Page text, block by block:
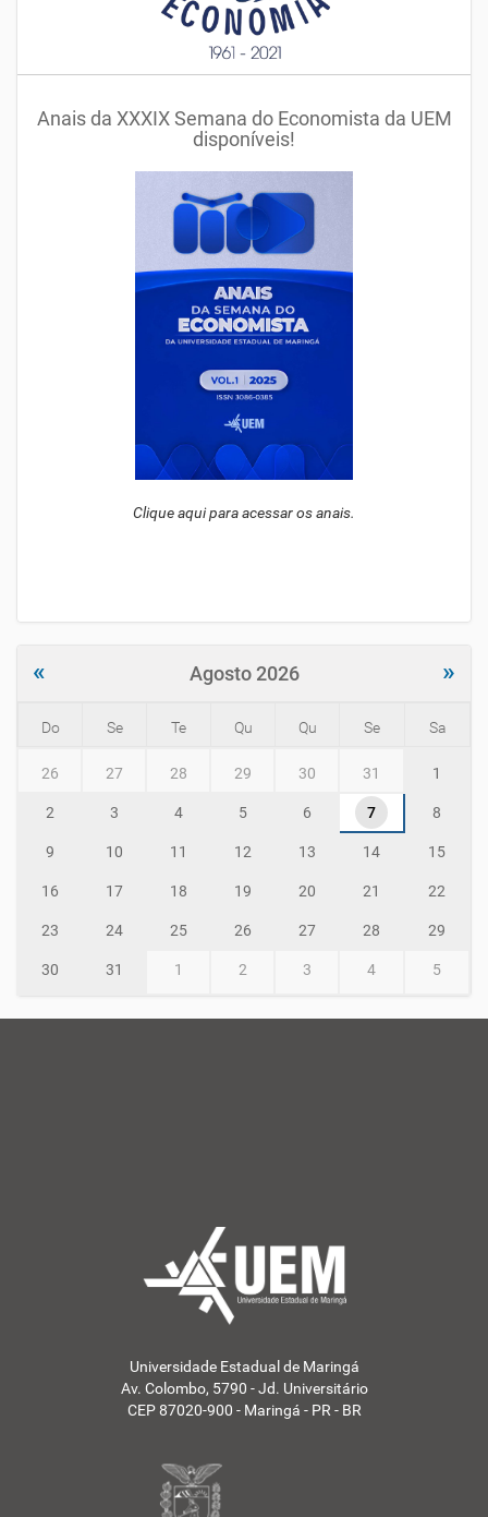
Anais da XXXIX Semana do Economista da UEM
disponíveis!
Clique aqui para acessar os anais.
« Agosto 2026 »
Do Se Te Qu Qu Se Sa
26 27 28 29 30 31 1
2 3 4 5 6 7 8
9 10 11 12 13 14 15
16 17 18 19 20 21 22
23 24 25 26 27 28 29
30 31 1 2 3 4 5
Universidade Estadual de Maringá
Av. Colombo, 5790 - Jd. Universitário
CEP 87020-900 - Maringá - PR - BR